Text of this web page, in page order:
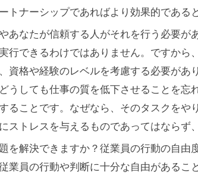
トナーシップであればより効果的である
あなたが信頼する人がそれを行う必要
行できるわけではありません。ですか
資格や経験のレベルを考慮する必要が
うしても仕事の質を低下させることを
ることです。なぜなら、そのタスクを
ストレスを与えるものであってはならず
を解決できますか？従業員の行動の自
業員の行動や判断に十分な自由がある